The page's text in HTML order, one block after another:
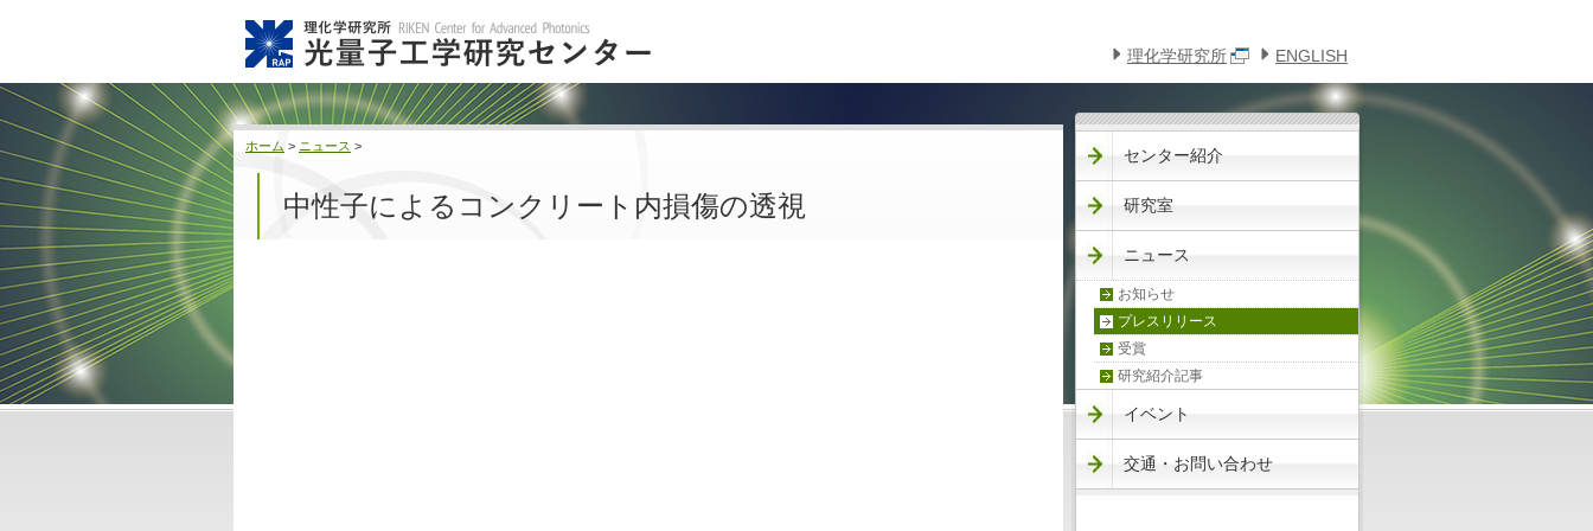
理化学研究所 ENGLISH
ホーム > ニュース >
中性子によるコンクリート内損傷の透視
センター紹介
研究室
ニュース
お知らせ
プレスリリース
受賞
研究紹介記事
イベント
交通・お問い合わせ